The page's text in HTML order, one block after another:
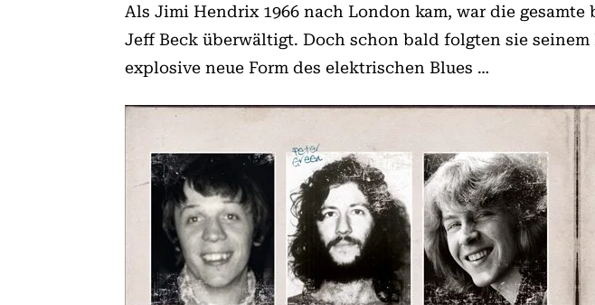
Als Jimi Hendrix 1966 nach London kam, war die
Jeff Beck überwältigt. Doch schon bald folgten sie
explosive neue Form des elektrischen Blues …